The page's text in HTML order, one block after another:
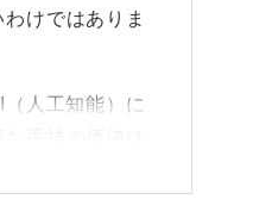
けではありま
人工知能）に
手技の価値は